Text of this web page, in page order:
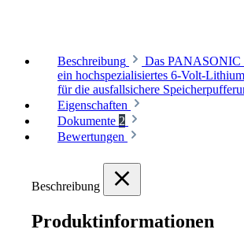
Beschreibung
Das
ein hochspezialisiertes 6-Volt-
für die ausfallsichere
Eigenschaften
Dokumente 2
Bewertungen
Beschreibung
Produktinformationen